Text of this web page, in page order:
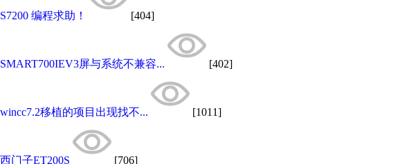
S7200 编程求助！ [404]
SMART700IEV3屏与系统不兼容... [402]
wincc7.2移植的项目出现找不... [1011]
西门子ET200S [706]